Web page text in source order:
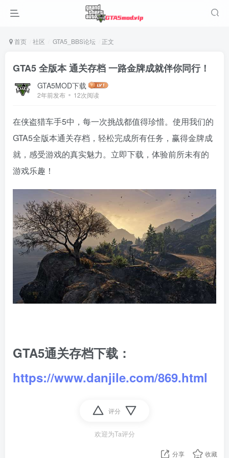
首页 社区 GTA5_BBS论坛 正文
GTA5 全版本 通关存档 一路金牌成就伴你同行！
GTA5MOD下载
2年前发布 12次阅读
在侠盗猎车手5中，每一次挑战都值得珍惜。使用我们的
GTA5全版本通关存档，轻松完成所有任务，赢得金牌成
就，感受游戏的真实魅力。立即下载，体验前所未有的
游戏乐趣！
GTA5通关存档下载：
https://www.danjile.com/869.html
评分
欢迎为Ta评分
分享 收藏